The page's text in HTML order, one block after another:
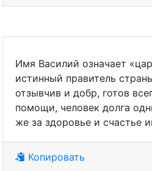
Имя Василий означает
истинный правитель
отзывчив и добр, готов
помощи, человек долга
же за здоровье и счастье
Копировать